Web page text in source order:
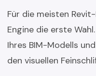
Für die meisten
Engine die erste
Ihres BIM-Modells
den visuellen